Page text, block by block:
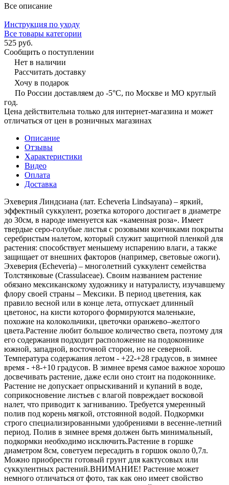
Все описание
Инструкция по уходу
Все товары категории
525 руб.
Сообщить о поступлении
Нет в наличии
Рассчитать доставку
Хочу в подарок
По России доставляем до -5°C, по Москве и МО круглый
год.
Цена действительна только для интернет-магазина и может
отличаться от цен в розничных магазинах
Описание
Отзывы
Характеристики
Видео
Оплата
Доставка
Эхеверия Линдсиана (лат. Echeveria Lindsayana) – яркий,
эффектный суккулент, розетка которого достигает в диаметре
до 30см, в народе именуется как «каменная роза». Имеет
твердые серо-голубые листья с розовыми кончиками покрыты
серебристым налетом, который служит защитной пленкой для
растения: способствует меньшему испарению влаги, а также
защищает от внешних факторов (например, световые ожоги).
Эхеверия (Echeveria) – многолетний суккулент семейства
Толстянковые (Crassulaceae). Своим названием растение
обязано мексиканскому художнику и натуралисту, изучавшему
флору своей страны – Мексики. В период цветения, как
правило весной или в конце лета, отпускает длинный
цветонос, на кисти которого формируются маленькие,
похожие на колокольчики, цветочки оранжево–желтого
цвета.Растение любит большое количество света, поэтому для
его содержания подходит расположение на подоконнике
южной, западной, восточной сторон, но не северной.
Температура содержания летом - +22-+28 градусов, в зимнее
время - +8-+10 градусов. В зимнее время самое важное хорошо
досвечивать растение, даже если оно стоит на подоконнике.
Растение не допускает опрыскиваний и купаний в воде,
соприкосновение листьев с влагой повреждает восковой
налет, что приводит к загниванию. Требуется умеренный
полив под корень мягкой, отстоянной водой. Подкормки
строго специализированными удобрениями в весенне-летний
период. Полив в зимнее время должен быть минимальный,
подкормки необходимо исключить.Растение в горшке
диаметром 8см, советуем пересадить в горшок около 0,7л.
Можно приобрести готовый грунт для кактусовых или
суккулентных растений.ВНИМАНИЕ! Растение может
немного отличаться от фото, так как оно имеет свойство